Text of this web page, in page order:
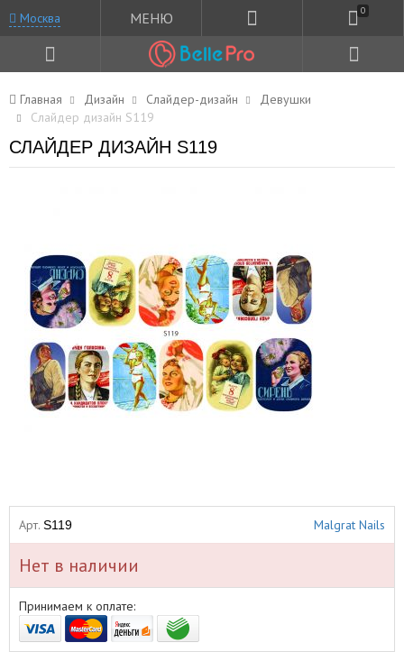
Москва МЕНЮ 0
Главная Дизайн Слайдер-дизайн
Девушки
Слайдер дизайн S119
СЛАЙДЕР ДИЗАЙН S119
Арт. S119 Malgrat Nails
Нет в наличии
Принимаем к оплате: